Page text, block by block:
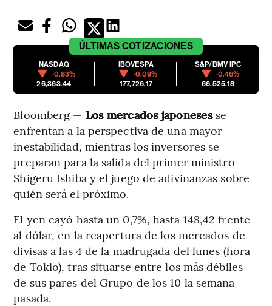
ÚLTIMAS COTIZACIONES
NASDAQ
-0.83%
26,363.44
IBOVESPA
-0.09%
177,726.17
S&P/BMV IPC
-0.46%
66,525.18
Bloomberg — Los mercados japonesesse
enfrentan a la perspectiva de una mayor
inestabilidad, mientras los inversores se
preparan para la salida del primer ministro
Shigeru Ishiba y el juego de adivinanzas sobre
quién será el próximo.
El yen cayó hasta un 0,7%, hasta 148,42 frente
al dólar, en la reapertura de los mercados de
divisas a las 4 de la madrugada del lunes (hora
de Tokio), tras situarse entre los más débiles
de sus pares del Grupo de los 10 la semana
pasada.